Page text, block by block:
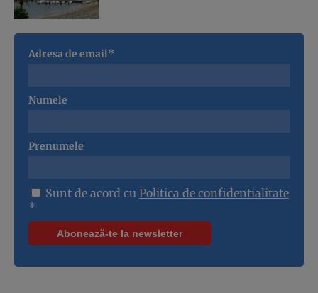
Adresa de email*
Numele
Prenumele
Sunt de acord cu Politica de confidentialitate
*